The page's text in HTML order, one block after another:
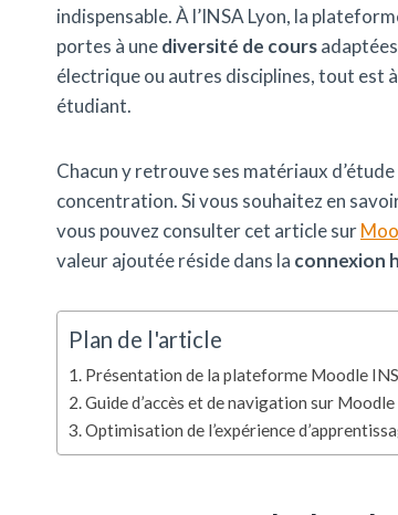
indispensable. À l’INSA Lyon, la
portes à unediversité de cours
électrique ou autres disciplines, tout est
étudiant.
Chacun y retrouve ses matériaux
concentration. Si vous souhaitez en
vous pouvez consulter cet article sur
valeur ajoutée réside dans la connexion
Plan de l'article
Présentation de la plateforme Moodle
Guide d’accès et de navigation sur
Optimisation de l’expérience